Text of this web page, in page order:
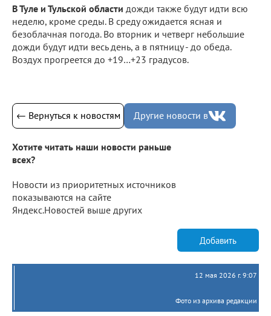
В Туле и Тульской области дожди также будут идти всю
неделю, кроме среды. В среду ожидается ясная и
безоблачная погода. Во вторник и четверг небольшие
дожди будут идти весь день, а в пятницу - до обеда.
Воздух прогреется до +19…+23 градусов.
← Вернуться к новостям Другие новости в
Хотите читать наши новости раньше
всех?
Новости из приоритетных источников
показываются на сайте
Яндекс.Новостей выше других
Добавить
12 мая 2026 г. 9:07
Фото из архива редакции